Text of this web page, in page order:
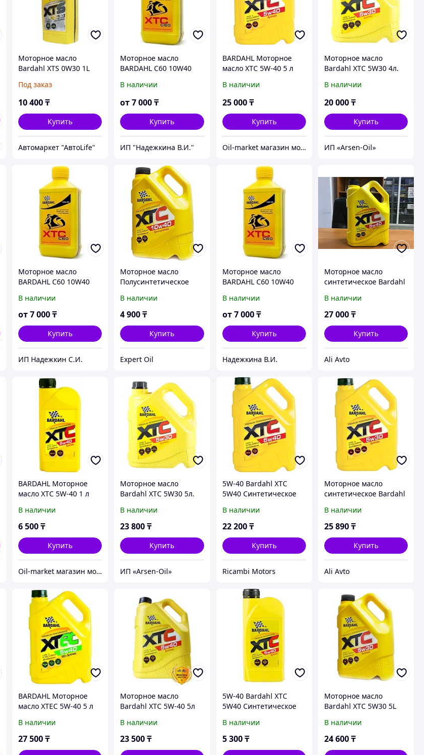
Моторное масло
Bardahl XTS 0W30 1L
Под заказ
10 400₸
Купить
Автомаркет "АвтоLife"
Моторное масло
BARDAHL С60 10W40
В наличии
от7 000₸
Купить
ИП "Надежкина В.И."
BARDAHL Моторное
масло XTC 5W-40 5 л
В наличии
25 000 ₸
Купить
Oil-market магазин моторных масел и автозапчастей
Моторное масло
Bardahl XTC 5W30 4л.
В наличии
20 000₸
Купить
ИП «Arsen-Oil»
Моторное масло
BARDAHL С60 10W40
В наличии
от7 000₸
Купить
ИП Надежкин С.И.
Моторное масло
Полусинтетическое
10W-40 1 л
В наличии
4 900₸
Купить
Expert Oil
Моторное масло
BARDAHL С60 10W40
В наличии
от 7 000 ₸
Купить
Надежкина В.И.
Моторное масло
синтетическое Bardahl
В наличии
27 000₸
Купить
Ali Avto
BARDAHL Моторное
масло XTC 5W-40 1 л
В наличии
6 500₸
Купить
Oil-market магазин моторных масел и автозапчастей
Моторное масло
Bardahl XTC 5W30 5л.
В наличии
23 800₸
Купить
ИП «Arsen-Oil»
5W-40 Bardahl XTC
5W40 Cинтетическое
В наличии
22 200 ₸
Купить
Ricambi Motors
Моторное масло
синтетическое Bardahl
В наличии
25 890₸
Купить
Ali Avto
BARDAHL Моторное
масло XTEC 5W-40 5 л
В наличии
27 500₸
Моторное масло
Bardahl XTC 5W-40 5л
В наличии
23 500₸
5W-40 Bardahl XTC
5W40 Cинтетическое
В наличии
5 300 ₸
Моторное масло
Bardahl XTC 5W30 5L
В наличии
24 600₸